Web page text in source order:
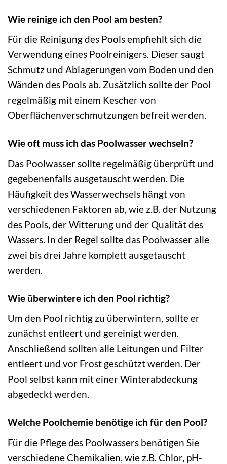
Wie reinige ich den Pool am besten?
Für die Reinigung des Pools empfiehlt sich die
Verwendung eines Poolreinigers. Dieser saugt
Schmutz und Ablagerungen vom Boden und den
Wänden des Pools ab. Zusätzlich sollte der Pool
regelmäßig mit einem Kescher von
Oberflächenverschmutzungen befreit werden.
Wie oft muss ich das Poolwasser wechseln?
Das Poolwasser sollte regelmäßig überprüft und
gegebenenfalls ausgetauscht werden. Die
Häufigkeit des Wasserwechsels hängt von
verschiedenen Faktoren ab, wie z.B. der Nutzung
des Pools, der Witterung und der Qualität des
Wassers. In der Regel sollte das Poolwasser alle
zwei bis drei Jahre komplett ausgetauscht
werden.
Wie überwintere ich den Pool richtig?
Um den Pool richtig zu überwintern, sollte er
zunächst entleert und gereinigt werden.
Anschließend sollten alle Leitungen und Filter
entleert und vor Frost geschützt werden. Der
Pool selbst kann mit einer Winterabdeckung
abgedeckt werden.
Welche Poolchemie benötige ich für den Pool?
Für die Pflege des Poolwassers benötigen Sie
verschiedene Chemikalien, wie z.B. Chlor, pH-